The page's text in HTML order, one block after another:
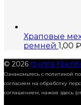
Храповые
ремней 1,00 ₽
© 2026 группа
Ознакомьтесь с политикой
согласием на обработку
соглашением, нажав здесь